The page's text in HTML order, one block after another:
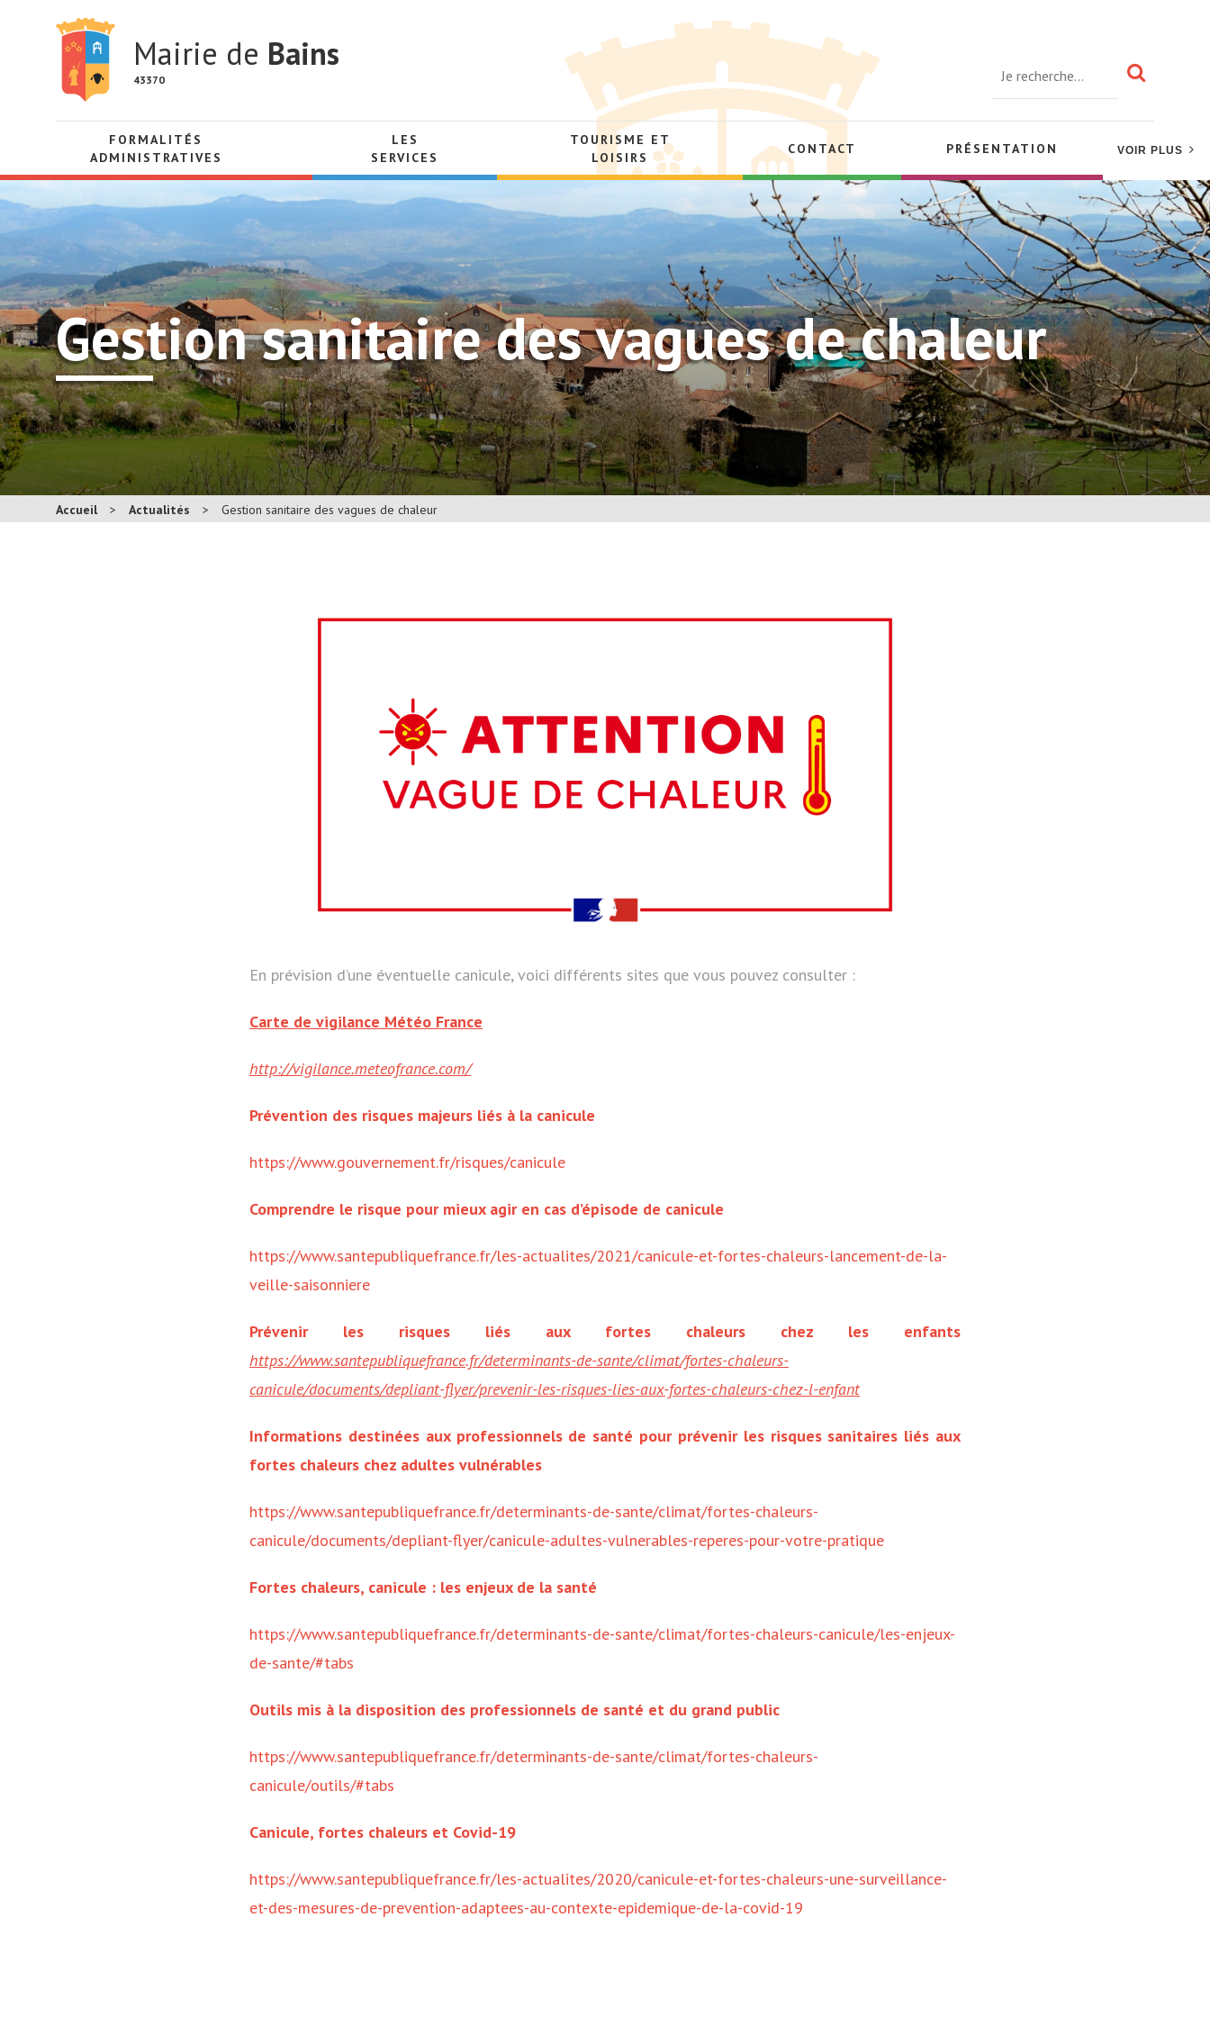
Mairie de Bains
43370
FORMALITÉS
ADMINISTRATIVES
LES
SERVICES
TOURISME ET
LOISIRS
CONTACT PRÉSENTATION VOIR PLUS
Gestion sanitaire des vagues de chaleur
Accueil > Actualités > Gestion sanitaire des vagues de chaleur
En prévision d’une éventuelle canicule, voici différents sites que vous pouvez consulter :
Carte de vigilance Météo France
http://vigilance.meteofrance.com/
Prévention des risques majeurs liés à la canicule
https://www.gouvernement.fr/risques/canicule
Comprendre le risque pour mieux agir en cas d’épisode de canicule
https://www.santepubliquefrance.fr/les-actualites/2021/canicule-et-fortes-chaleurs-lancement-de-la-
veille-saisonniere
Prévenir les risques liés aux fortes chaleurs chez les enfants
https://www.santepubliquefrance.fr/determinants-de-sante/climat/fortes-chaleurs-
canicule/documents/depliant-flyer/prevenir-les-risques-lies-aux-fortes-chaleurs-chez-l-enfant
Informations destinées aux professionnels de santé pour prévenir les risques sanitaires liés aux
fortes chaleurs chez adultes vulnérables
https://www.santepubliquefrance.fr/determinants-de-sante/climat/fortes-chaleurs-
canicule/documents/depliant-flyer/canicule-adultes-vulnerables-reperes-pour-votre-pratique
Fortes chaleurs, canicule : les enjeux de la santé
https://www.santepubliquefrance.fr/determinants-de-sante/climat/fortes-chaleurs-canicule/les-enjeux-
de-sante/#tabs
Outils mis à la disposition des professionnels de santé et du grand public
https://www.santepubliquefrance.fr/determinants-de-sante/climat/fortes-chaleurs-
canicule/outils/#tabs
Canicule, fortes chaleurs et Covid-19
https://www.santepubliquefrance.fr/les-actualites/2020/canicule-et-fortes-chaleurs-une-surveillance-
et-des-mesures-de-prevention-adaptees-au-contexte-epidemique-de-la-covid-19